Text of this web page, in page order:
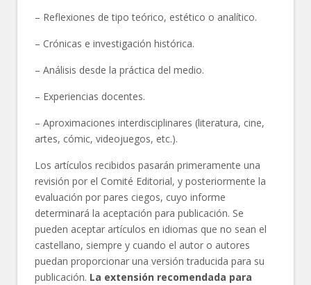
– Reflexiones de tipo teórico, estético o analítico.
– Crónicas e investigación histórica.
– Análisis desde la práctica del medio.
– Experiencias docentes.
– Aproximaciones interdisciplinares (literatura, cine,
artes, cómic, videojuegos, etc.).
Los artículos recibidos pasarán primeramente una
revisión por el Comité Editorial, y posteriormente la
evaluación por pares ciegos, cuyo informe
determinará la aceptación para publicación. Se
pueden aceptar artículos en idiomas que no sean el
castellano, siempre y cuando el autor o autores
puedan proporcionar una versión traducida para su
publicación. La extensión recomendada para